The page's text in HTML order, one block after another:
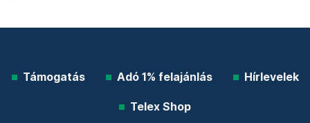
Támogatás Adó 1% felajánlás Hírlevelek
Telex Shop